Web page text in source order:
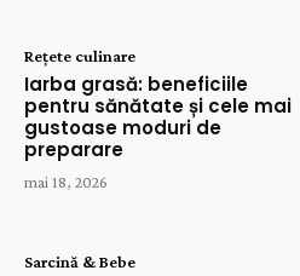
Rețete culinare
Iarba grasă: beneficiile
pentru sănătate și cele mai
gustoase moduri de
preparare
mai 18, 2026
Sarcină & Bebe